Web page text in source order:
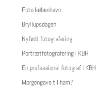
Foto københavn
Bryllupsdagen
Nyfødt fotografering
Portrætfotografering i KBH
En professionel fotograf i KBH
Morgengave til ham?